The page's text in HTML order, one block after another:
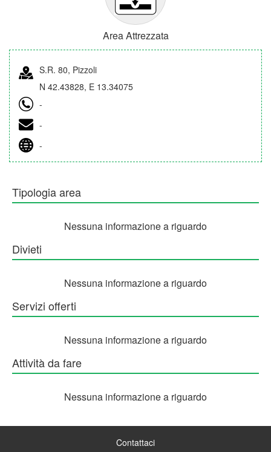
Area Attrezzata
S.R. 80, Pizzoli
N 42.43828, E 13.34075
-
-
-
Tipologia area
Nessuna informazione a riguardo
Divieti
Nessuna informazione a riguardo
Servizi offerti
Nessuna informazione a riguardo
Attività da fare
Nessuna informazione a riguardo
Contattaci